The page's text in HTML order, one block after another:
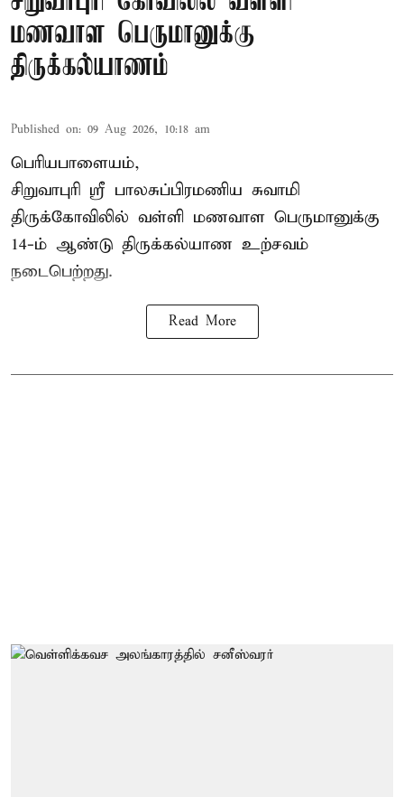
மணவாள பெருமானுக்கு
திருக்கல்யாணம்
Published on: 09 Aug 2026, 10:18 am
பெரியபாளையம்,
சிறுவாபுரி ஸ்ரீ பாலசுப்பிரமணிய சுவாமி
திருக்கோவிலில் வள்ளி மணவாள பெருமானுக்கு
14-ம் ஆண்டு திருக்கல்யாண உற்சவம்
நடைபெற்றது.
Read More